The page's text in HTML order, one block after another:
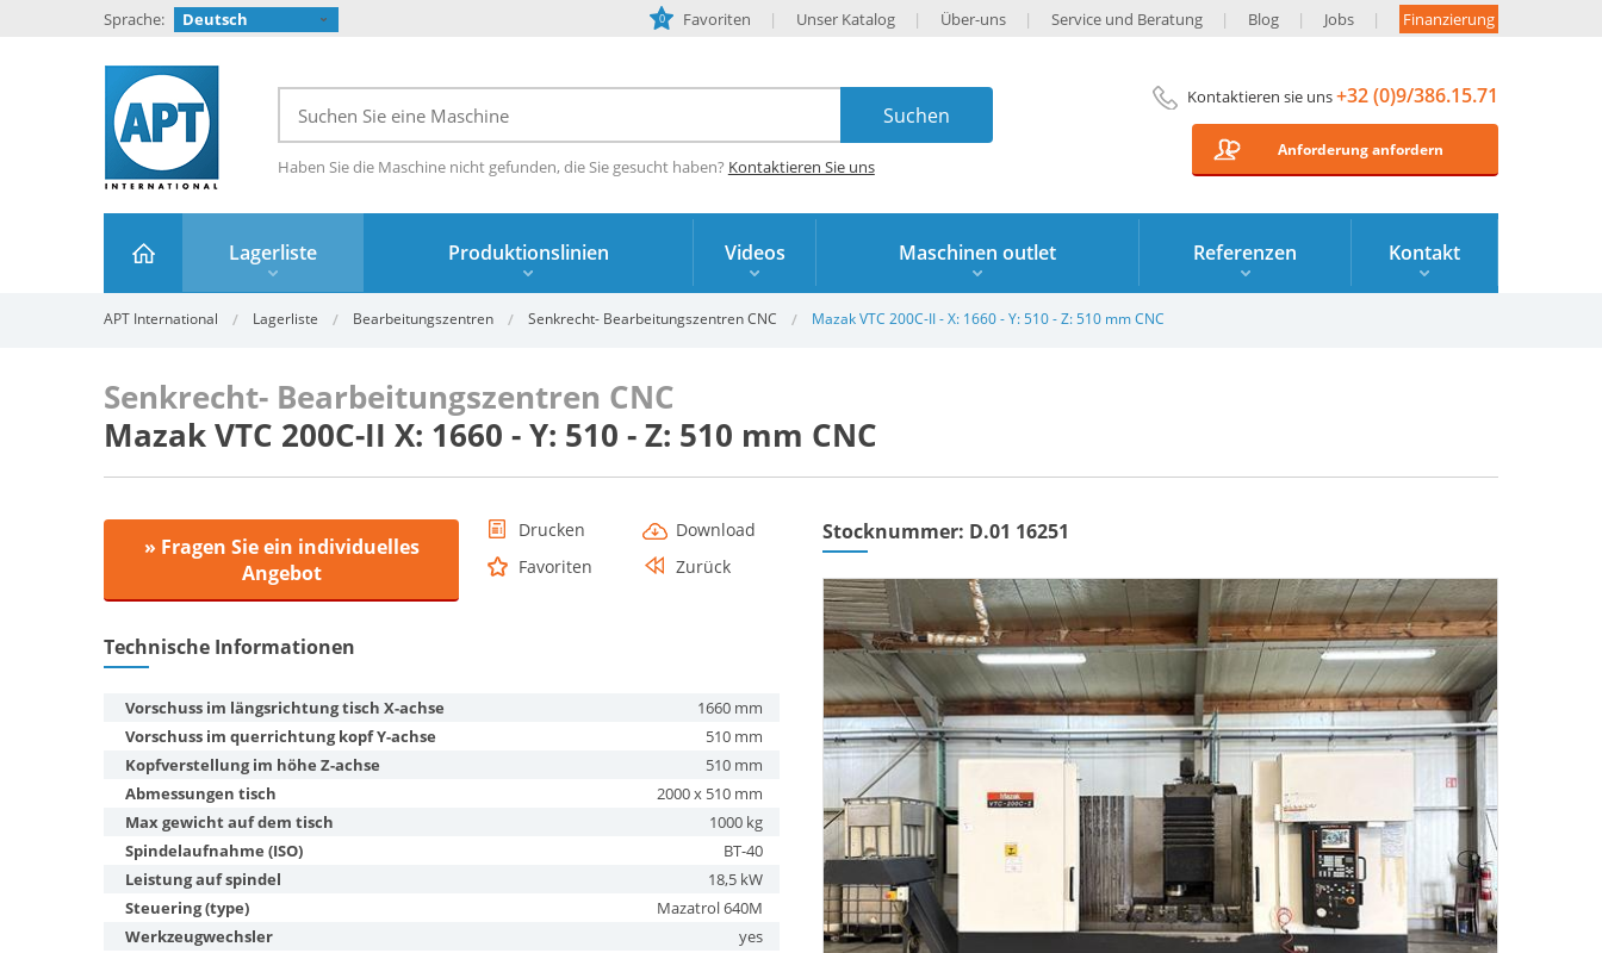
Sprache: Deutsch 0 Favoriten Unser Katalog Über-uns Service und Beratung Blog Jobs Finanzierung
Haben Sie die Maschine nicht gefunden, die Sie gesucht haben? Kontaktieren Sie uns
Kontaktieren sie uns+32 (0)9/386.15.71
Anforderung anfordern
Lagerliste Produktionslinien Videos Maschinen outlet Referenzen Kontakt
APT International Lagerliste Bearbeitungszentren Senkrecht- Bearbeitungszentren CNC Mazak VTC 200C-II - X: 1660 - Y: 510 - Z: 510 mm CNC
Senkrecht- Bearbeitungszentren CNC
Mazak VTC 200C-II X: 1660 - Y: 510 - Z: 510 mm CNC
» Fragen Sie ein individuelles
Angebot
Drucken
Download
Favoriten
Zurück
Technische Informationen
Vorschuss im längsrichtung tisch X-achse
1660 mm
Vorschuss im querrichtung kopf Y-achse
510 mm
Kopfverstellung im höhe Z-achse
510 mm
Abmessungen tisch
2000 x 510 mm
Max gewicht auf dem tisch
1000 kg
Spindelaufnahme (ISO)
BT-40
Leistung auf spindel
18,5 kW
Steuering (type)
Mazatrol 640M
Werkzeugwechsler
yes
Stocknummer: D.01 16251